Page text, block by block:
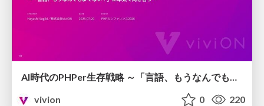
AI時代のPHPer生存戦略 ～「言語、もうなんでもよくない？」に本気で向き合う～
vivion
0 220